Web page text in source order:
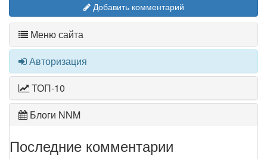
Добавить комментарий
Меню сайта
Авторизация
ТОП-10
Блоги NNM
Последние комментарии